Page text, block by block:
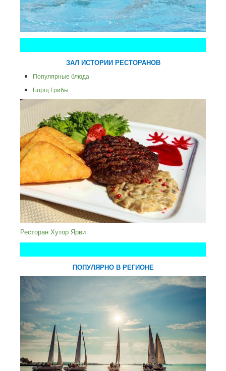
ЗАЛ ИСТОРИИ РЕСТОРАНОВ
Популярные блюда
Борщ Грибы
Ресторан Хутор Ярви
ПОПУЛЯРНО В РЕГИОНЕ